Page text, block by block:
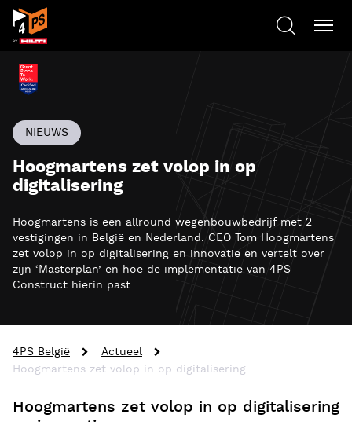
NIEUWS
Hoogmartens zet volop in op
digitalisering
Hoogmartens is een allround wegenbouwbedrijf met 2
vestigingen in België en Nederland. CEO Tom Hoogmartens
zet volop in op digitalisering en innovatie en vertelt over
zijn ‘Masterplan’ en hoe de implementatie van 4PS
Construct hierin past.
4PS België
Actueel
Hoogmartens zet volop in op digitalisering
Hoogmartens zet volop in op digitalisering